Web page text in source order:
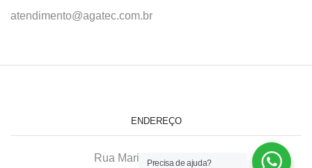
atendimento@agatec.com.br
ENDEREÇO
Rua Maria Afonso, 166-A
Precisa de ajuda?